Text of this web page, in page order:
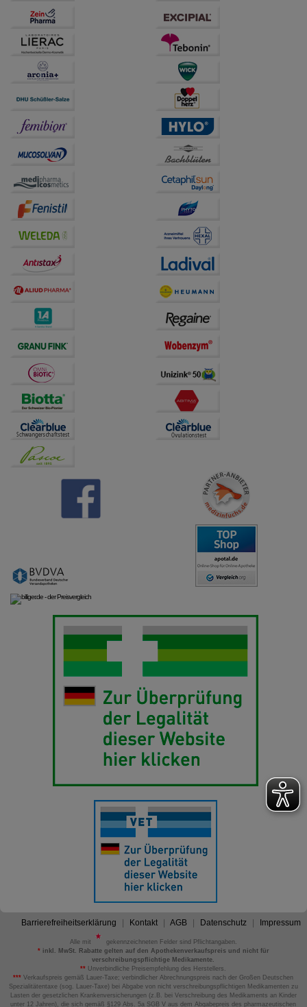
Verhaltensweisen (z.B. Spracheinstellung)
auch auf Ihre Bedürfnisse zugeschrittene Inhalte
anzuzeigen und unser Partnerprogramm zu
betreiben.
Hierüber lassen sich
Informationen über die Art und Weise der Nutzung
unserer Website sammeln, mit deren Hilfe wir unsere
Website weiter für Sie optimieren können, den Inhalt
Drittseiten möglichst relevant für Sie zu gestalten.
Bitte beachten Sie, dass Daten hierfür teilweise an
Dritte wie z.B. Google oder soziale Medien
übertragen werden.
Barrierefreiheitserklärung Kontakt AGB Datenschutz Impressum
Alle mit
gekennzeichneten Felder sind Pflichtangaben.
*inkl. MwSt. Rabatte gelten auf den Apothekenverkaufspreis und nicht für
verschreibungspflichtige Medikamente.
** Unverbindliche Preisempfehlung des Herstellers.
*** Verkaufspreis gemäß Lauer-Taxe; verbindlicher Abrechnungspreis nach der Großen Deutschen
Spezialitätentaxe (sog. Lauer-Taxe) bei Abgabe von nicht verschreibungspflichtigen Medikamenten zu
Lasten der gesetzlichen Krankenversicherungen (z.B. bei Verschreibung des Medikaments an Kinder
unter 12 Jahren), die sich gemäß §129 Abs. 5a SGB V aus dem Abgabepreis des pharmazeutischen